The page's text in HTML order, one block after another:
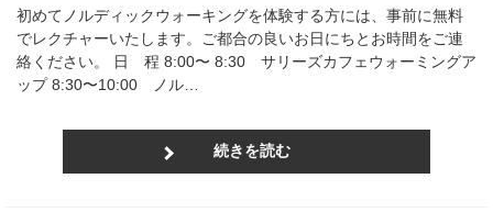
初めてノルディックウォーキングを体験する方には、事前に無料
でレクチャーいたします。ご都合の良いお日にちとお時間をご連
絡ください。 日 程 8:00〜 8:30 サリーズカフェウォーミングア
ップ 8:30〜10:00 ノル…
続きを読む